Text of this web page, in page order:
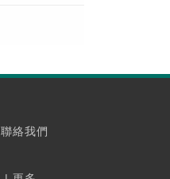
聯絡我們